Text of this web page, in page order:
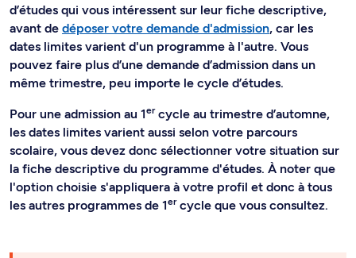
d’études qui vous intéressent sur leur fiche descriptive,
avant de déposer votre demande d'admission, car les
dates limites varient d'un programme à l'autre. Vous
pouvez faire plus d’une demande d’admission dans un
même trimestre, peu importe le cycle d’études.
Pour une admission au 1ercycle au trimestre d’automne,
les dates limites varient aussi selon votre parcours
scolaire, vous devez donc sélectionner votre situation sur
la fiche descriptive du programme d'études. À noter que
l'option choisie s'appliquera à votre profil et donc à tous
les autres programmes de 1ercycle que vous consultez.